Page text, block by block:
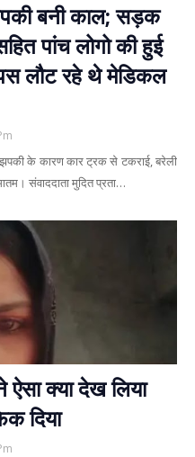
बनी काल; सड़क
पांच लोगो की हुई
लौट रहे थे मेडिकल
के कारण कार ट्रक से टकराई, बरेली
संवाददाता मुदित प्रता…
ऐसा क्या देख लिया
दिया